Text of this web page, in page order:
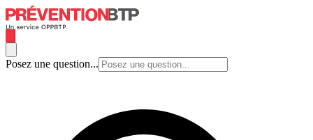
Posez une question...